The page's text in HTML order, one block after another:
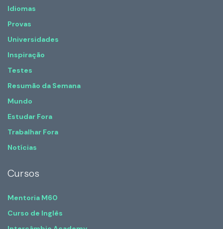
Idiomas
Provas
Universidades
Inspiração
Testes
Resumão da Semana
Mundo
Estudar Fora
Trabalhar Fora
Notícias
Cursos
Mentoria M60
Curso de Inglês